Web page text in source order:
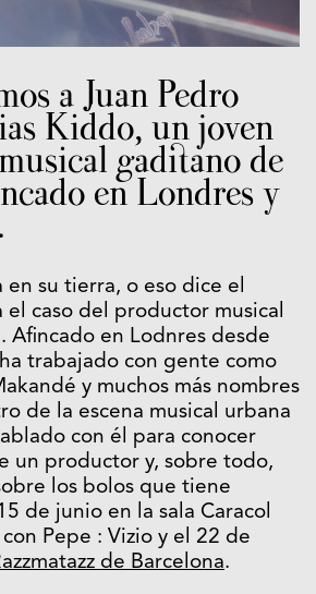
a Juan Pedro
Kiddo, un joven
gaditano de
en Londres y
su tierra, o eso dice el
el caso del productor musical
Afincado en Lodnres desde
trabajado con gente como
y muchos más nombres
de la escena musical urbana
con él para conocer
un productor y, sobre todo,
los bolos que tiene
de junio en la sala Caracol
Pepe : Vizio y el 22 de
de Barcelona.